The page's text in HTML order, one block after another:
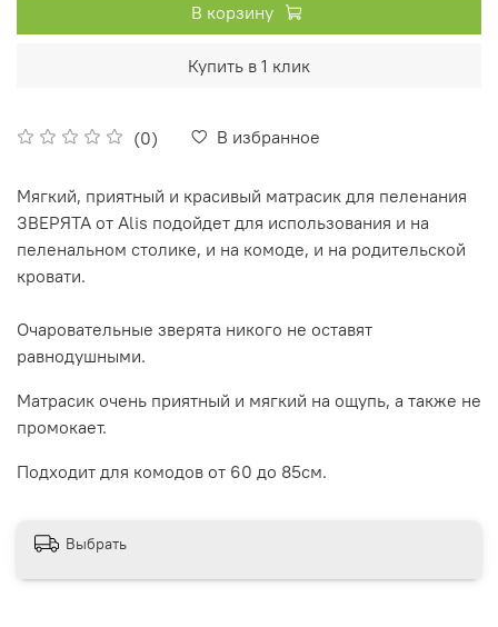
(0) В избранное
В корзину
Купить в 1 клик
Мягкий, приятный и красивый матрасик для пеленания
ЗВЕРЯТА от Alis подойдет для использования и на
пеленальном столике, и на комоде, и на родительской
кровати.
Очаровательные зверята никого не оставят
равнодушными.
Матрасик очень приятный и мягкий на ощупь, а также не
промокает.
Подходит для комодов от 60 до 85см.
Выбрать